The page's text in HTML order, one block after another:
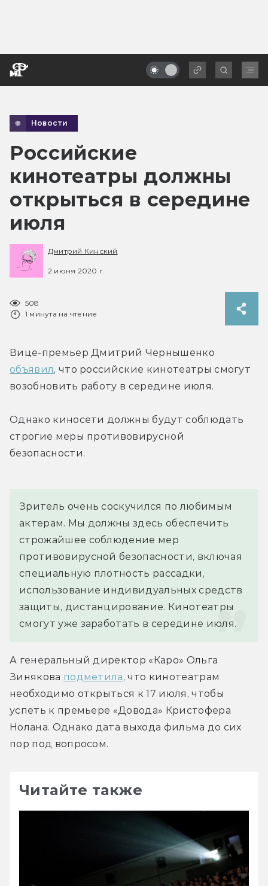
Новости
Российские
кинотеатры должны
открыться в середине
июля
Дмитрий Кинский
2 июня 2020 г.
508
1 минута на чтение
объявил, что российские кинотеатры смогут
возобновить работу в середине июля.
Однако киносети должны будут соблюдать
строгие меры противовирусной
безопасности.
Зритель очень соскучился по любимым
актерам. Мы должны здесь обеспечить
строжайшее соблюдение мер
противовирусной безопасности, включая
специальную плотность рассадки,
использование индивидуальных средств
защиты, дистанцирование. Кинотеатры
смогут уже заработать в середине июля.
А генеральный директор «Каро» Ольга
Зинякова подметила, что кинотеатрам
необходимо открыться к 17 июля, чтобы
успеть к премьере «Довода» Кристофера
Нолана. Однако дата выхода фильма до сих
пор под вопросом.
Читайте также